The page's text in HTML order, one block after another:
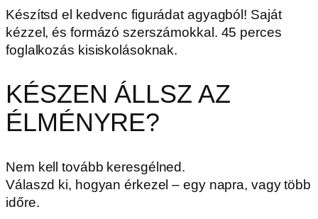
Készítsd el kedvenc figurádat agyagból! Saját
kézzel, és formázó szerszámokkal. 45 perces
foglalkozás kisiskolásoknak.
KÉSZEN ÁLLSZ AZ
ÉLMÉNYRE?
Nem kell tovább keresgélned.
Válaszd ki, hogyan érkezel – egy napra, vagy több
időre.